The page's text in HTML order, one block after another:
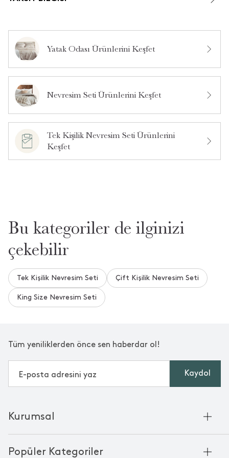
Yatak Odası Ürünlerini Keşfet
Nevresim Seti Ürünlerini Keşfet
Tek Kişilik Nevresim Seti Ürünlerini
Keşfet
Bu kategoriler de ilginizi
çekebilir
Tek Kişilik Nevresim Seti Çift Kişilik Nevresim Seti
King Size Nevresim Seti
Tüm yeniliklerden önce sen haberdar ol!
Kaydol
Popüler Kategoriler
Kurumsal
Kurumsal Satış